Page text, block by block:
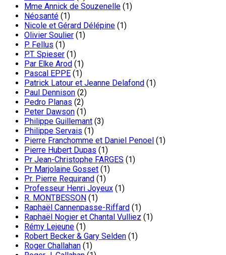
Mme Annick de Souzenelle (1)
Néosanté (1)
Nicole et Gérard Délépine (1)
Olivier Soulier (1)
P. Fellus (1)
P.T. Spieser (1)
Par Elke Arod (1)
Pascal EPPE (1)
Patrick Latour et Jeanne Delafond (1)
Paul Dennison (2)
Pedro Planas (2)
Peter Dawson (1)
Philippe Guillemant (3)
Philippe Servais (1)
Pierre Franchomme et Daniel Penoel (1)
Pierre Hubert Dupas (1)
Pr Jean-Christophe FARGES (1)
Pr Marjolaine Gosset (1)
Pr. Pierre Requirand (1)
Professeur Henri Joyeux (1)
R. MONTBESSON (1)
Raphaël Cannenpasse-Riffard (1)
Raphaël Nogier et Chantal Vulliez (1)
Rémy Lejeune (1)
Robert Becker & Gary Selden (1)
Roger Challahan (1)